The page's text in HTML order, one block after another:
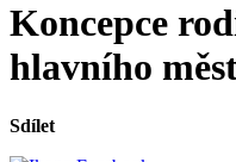
Koncepce
hlavního
Sdílet